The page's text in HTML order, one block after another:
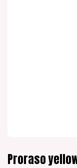
Proraso